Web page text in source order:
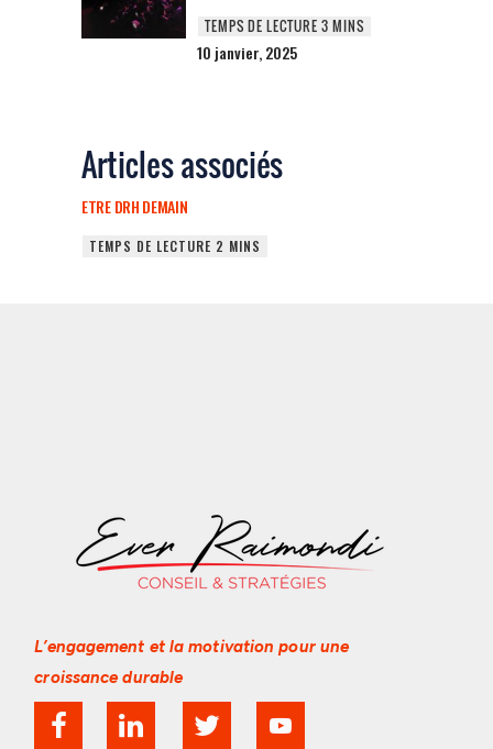
10 janvier, 2025
Articles associés
ETRE DRH DEMAIN
L’engagement et la motivationpour une
croissance durable